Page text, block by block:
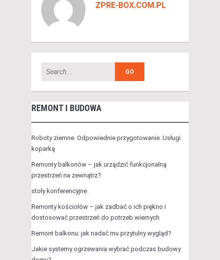
ZPRE-BOX.COM.PL
REMONT I BUDOWA
Roboty ziemne. Odpowiednie przygotowanie. Usługi
koparką
Remonty balkonów – jak urządzić funkcjonalną
przestrzeń na zewnątrz?
stoły konferencyjne
Remonty kościołów – jak zadbać o ich piękno i
dostosować przestrzeń do potrzeb wiernych
Remont balkonu: jak nadać mu przytulny wygląd?
Jakie systemy ogrzewania wybrać podczas budowy